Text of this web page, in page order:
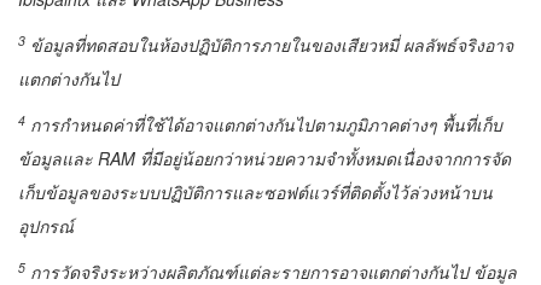
3 ข้อมูลที่ทดสอบในห้องปฏิบัติการภายในของเสียวหมี่ ผลลัพธ์จริงอาจ
แตกต่างกันไป
4 การกำหนดค่าที่ใช้ได้อาจแตกต่างกันไปตามภูมิภาคต่างๆ พื้นที่เก็บ
ข้อมูลและ RAM ที่มีอยู่น้อยกว่าหน่วยความจำทั้งหมดเนื่องจากการจัด
เก็บข้อมูลของระบบปฏิบัติการและซอฟต์แวร์ที่ติดตั้งไว้ล่วงหน้าบน
อุปกรณ์
5 การวัดจริงระหว่างผลิตภัณฑ์แต่ละรายการอาจแตกต่างกันไป ข้อมูล